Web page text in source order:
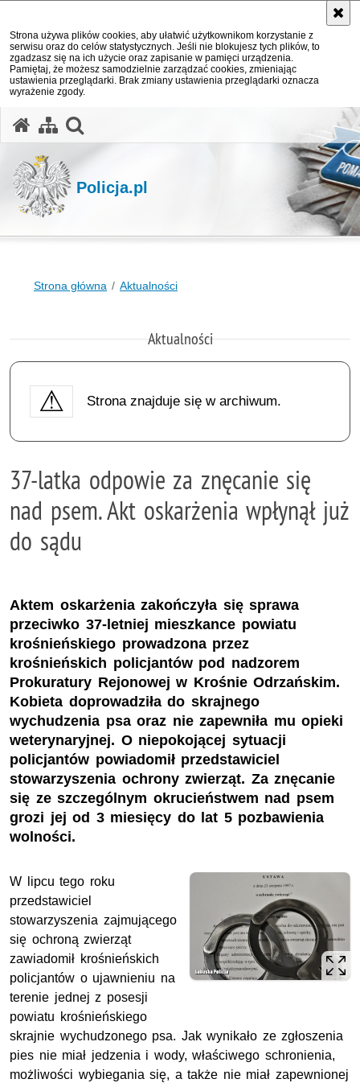
Strona używa plików cookies, aby ułatwić użytkownikom korzystanie z
serwisu oraz do celów statystycznych. Jeśli nie blokujesz tych plików, to
zgadzasz się na ich użycie oraz zapisanie w pamięci urządzenia.
Pamiętaj, że możesz samodzielnie zarządzać cookies, zmieniając
ustawienia przeglądarki. Brak zmiany ustawienia przeglądarki oznacza
wyrażenie zgody.
Policja.pl
Strona główna Aktualności
Aktualności
Strona znajduje się w archiwum.
37-latka odpowie za znęcanie się
nad psem. Akt oskarżenia wpłynął już
do sądu
Aktem oskarżenia zakończyła się sprawa
przeciwko 37-letniej mieszkance powiatu
krośnieńskiego prowadzona przez
krośnieńskich policjantów pod nadzorem
Prokuratury Rejonowej w Krośnie Odrzańskim.
Kobieta doprowadziła do skrajnego
wychudzenia psa oraz nie zapewniła mu opieki
weterynaryjnej. O niepokojącej sytuacji
policjantów powiadomił przedstawiciel
stowarzyszenia ochrony zwierząt. Za znęcanie
się ze szczególnym okrucieństwem nad psem
grozi jej od 3 miesięcy do lat 5 pozbawienia
wolności.
W lipcu tego roku
przedstawiciel
stowarzyszenia zajmującego
się ochroną zwierząt
zawiadomił krośnieńskich
policjantów o ujawnieniu na
terenie jednej z posesji
powiatu krośnieńskiego
skrajnie wychudzonego psa. Jak wynikało ze zgłoszenia
pies nie miał jedzenia i wody, właściwego schronienia,
możliwości wybiegania się, a także nie miał zapewnionej